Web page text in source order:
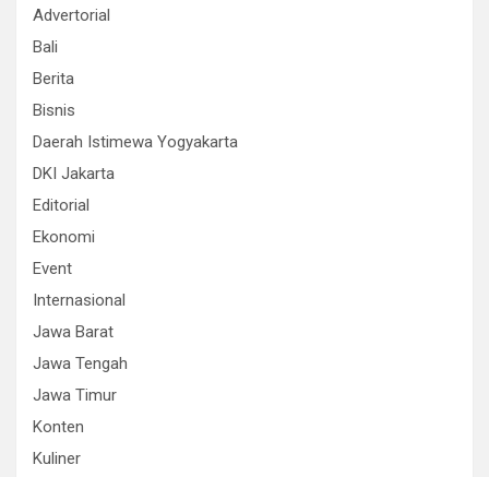
Advertorial
Bali
Berita
Bisnis
Daerah Istimewa Yogyakarta
DKI Jakarta
Editorial
Ekonomi
Event
Internasional
Jawa Barat
Jawa Tengah
Jawa Timur
Konten
Kuliner